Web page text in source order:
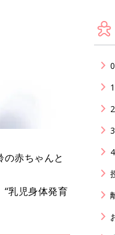
赤ちゃんと
乳児身体発育